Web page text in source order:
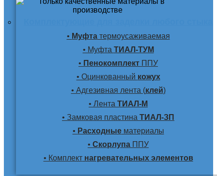
• Муфтатермоусаживаемая
• Муфта ТИАЛ-ТУМ
• Пенокомплект ППУ
• Оцинкованный кожух
• Адгезивная лента (клей)
• Лента ТИАЛ-М
• Замковая пластина ТИАЛ-ЗП
• Расходныематериалы
• Скорлупа ППУ
• Комплектнагревательных элементов